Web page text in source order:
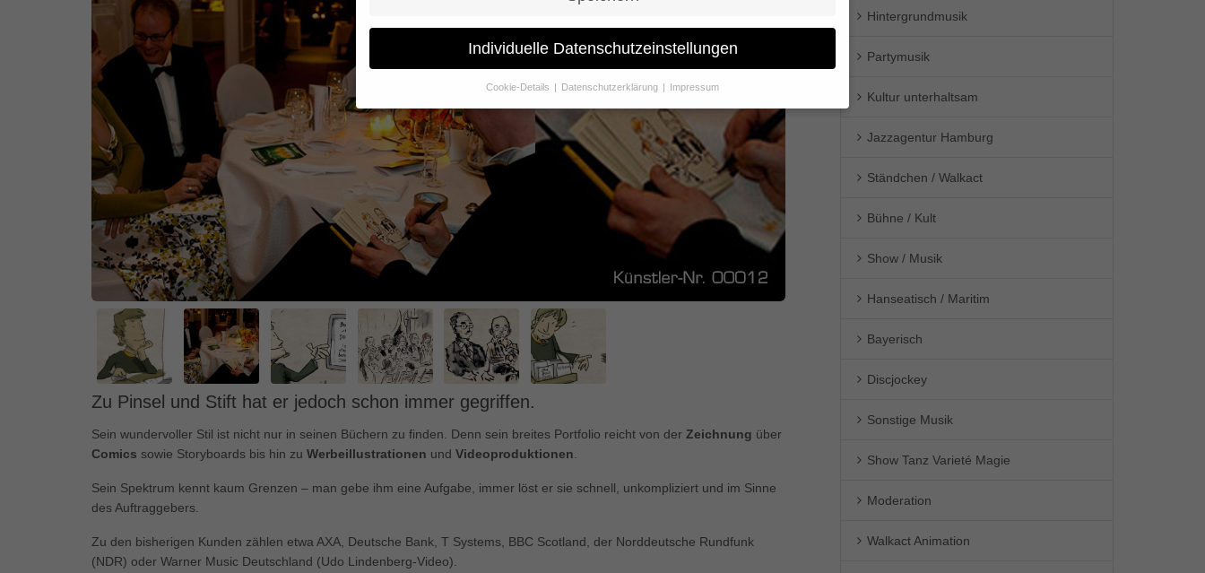
Zu Pinsel und Stift hat er jedoch schon immer gegriffen.
Sein wundervoller Stil ist nicht nur in seinen Büchern zu finden. Denn sein breites Portfolio reicht von der Zeichnung über
Comics sowie Storyboards bis hin zu Werbeillustrationen und Videoproduktionen
Sein Spektrum kennt kaum Grenzen – man gebe ihm eine Aufgabe, immer löst er sie schnell, unkompliziert und im Sinne
des Auftraggebers.
Zu den bisherigen Kunden zählen etwa AXA, Deutsche Bank, T Systems, BBC Scotland, der Norddeutsche Rundfunk
(NDR) oder Warner Music Deutschland (Udo Lindenberg-Video).
Hintergrundmusik
Partymusik
Kultur unterhaltsam
Jazzagentur Hamburg
Ständchen / Walkact
Bühne / Kult
Show / Musik
Hanseatisch / Maritim
Bayerisch
Discjockey
Sonstige Musik
Show Tanz Varieté Magie
Moderation
Walkact Animation
Individuelle Datenschutzeinstellungen
Cookie-Details Datenschutzerklärung Impressum
Datenschutzeinstellungen
Wenn Sie unter 16 Jahre alt sind und Ihre Zustimmung zu freiwilligen Diensten
geben möchten, müssen Sie Ihre Erziehungsberechtigten um Erlaubnis bitten.
Wir verwenden Cookies und andere Technologien auf unserer Website. Einige
von ihnen sind essenziell, während andere uns helfen, diese Website und Ihre
Erfahrung zu verbessern.
Personenbezogene Daten können verarbeitet werden
(z. B. IP-Adressen), z. B. für personalisierte Anzeigen und Inhalte oder Anzeigen-
und Inhaltsmessung.
Weitere Informationen über die Verwendung Ihrer Daten
finden Sie in unserer
Hier finden Sie eine Übersicht über alle verwendeten Cookies. Sie können Ihre
Einwilligung zu ganzen Kategorien geben oder sich weitere Informationen
anzeigen lassen und so nur bestimmte Cookies auswählen.
Alle akzeptieren Speichern
Datenschutzeinstellungen
Essenziell (1)
Essenzielle Cookies ermöglichen grundlegende Funktionen und sind für die einwandfreie
Funktion der Website erforderlich.
Marketing-Cookies werden von Drittanbietern oder Publishern verwendet, um personalisierte
Werbung anzuzeigen. Sie tun dies, indem sie Besucher über Websites hinweg verfolgen.